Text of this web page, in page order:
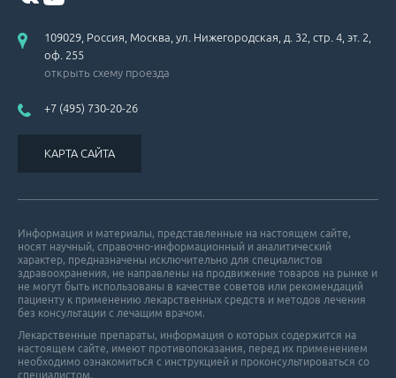
109029, Россия, Москва, ул. Нижегородская, д. 32, стр. 4, эт. 2,
оф. 255
открыть схему проезда
+7 (495) 730-20-26
КАРТА САЙТА
Информация и материалы, представленные на настоящем сайте,
носят научный, справочно-информационный и аналитический
характер, предназначены исключительно для специалистов
здравоохранения, не направлены на продвижение товаров на рынке и
не могут быть использованы в качестве советов или рекомендаций
пациенту к применению лекарственных средств и методов лечения
без консультации с лечащим врачом.
Лекарственные препараты, информация о которых содержится на
настоящем сайте, имеют противопоказания, перед их применением
необходимо ознакомиться с инструкцией и проконсультироваться со
специалистом.